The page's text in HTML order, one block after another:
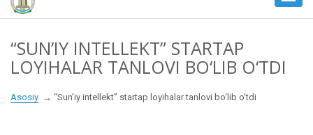
“SUN’IY INTELLEKT” STARTAP
LOYIHALAR TANLOVI BO‘LIB O‘TDI
Asosiy “Sun’iy intellekt” startap loyihalar tanlovi bo‘lib o‘tdi